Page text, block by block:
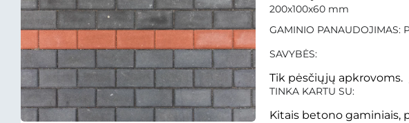
200x100x60 mm
GAMINIO
SAVYBĖS:
Tik pėsčiųjų apkrovoms.
TINKA KARTU SU:
Kitais betono gaminiais,